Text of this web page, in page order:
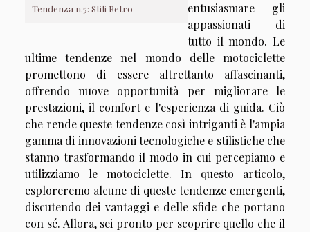
Tendenza n.5: Stili Retro
entusiasmare gli
appassionati di
tutto il mondo. Le
ultime tendenze nel mondo delle motociclette
promettono di essere altrettanto affascinanti,
offrendo nuove opportunità per migliorare le
prestazioni, il comfort e l'esperienza di guida. Ciò
che rende queste tendenze così intriganti è l'ampia
gamma di innovazioni tecnologiche e stilistiche che
stanno trasformando il modo in cui percepiamo e
utilizziamo le motociclette. In questo articolo,
esploreremo alcune di queste tendenze emergenti,
discutendo dei vantaggi e delle sfide che portano
con sé. Allora, sei pronto per scoprire quello che il